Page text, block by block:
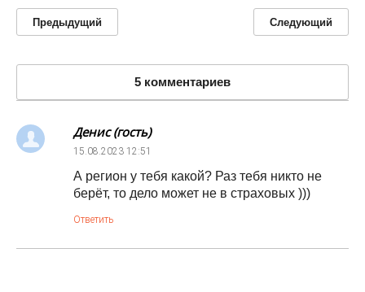
Предыдущий Следующий
5 комментариев
Денис (гость)
15.08.2023 12:51
А регион у тебя какой? Раз тебя никто не
берёт, то дело может не в страховых )))
Ответить